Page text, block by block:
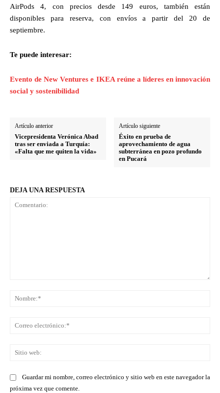
AirPods 4, con precios desde 149 euros, también están
disponibles para reserva, con envíos a partir del 20 de
septiembre.
Te puede interesar:
Evento de New Ventures e IKEA reúne a líderes en innovación
social y sostenibilidad
Artículo anterior
Vicepresidenta Verónica Abad
tras ser enviada a Turquía:
«Falta que me quiten la vida»
Artículo siguiente
Éxito en prueba de
aprovechamiento de agua
subterránea en pozo profundo
en Pucará
DEJA UNA RESPUESTA
Guardar mi nombre, correo electrónico y sitio web en este navegador la
próxima vez que comente.